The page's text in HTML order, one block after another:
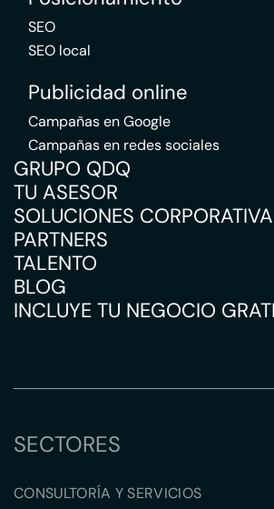
SEO
SEO local
Publicidad online
Campañas en Google
Campañas en redes sociales
GRUPO QDQ
TU ASESOR
SOLUCIONES
PARTNERS
TALENTO
BLOG
INCLUYE TU NEGOCIO
SECTORES
CONSULTORÍA Y SERVICIOS